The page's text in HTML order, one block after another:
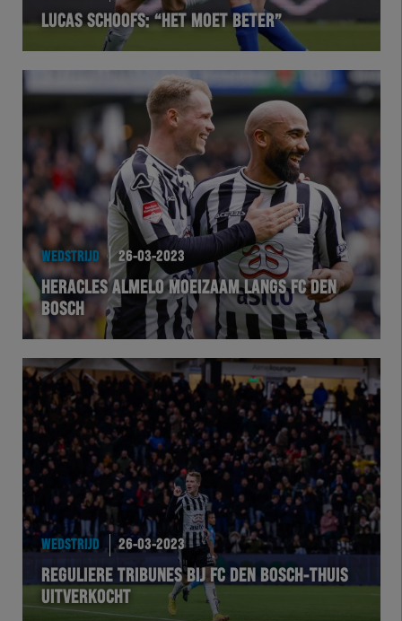
Wedstrijd
Heracles
BusinessClub
Foundation
Herakids
Team Zwart Wit
Futsal
eSports
LUCAS SCHOOFS: “HET MOET BETER”
WEDSTRIJD 26-03-2023
HERACLES ALMELO MOEIZAAM LANGS FC DEN
BOSCH
WEDSTRIJD 26-03-2023
REGULIERE TRIBUNES BIJ FC DEN BOSCH-THUIS
UITVERKOCHT